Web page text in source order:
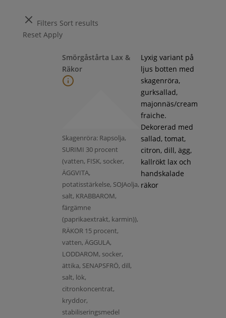
Filters Sort results
Reset Apply
Smörgåstårta Lax &
Räkor
Skagenröra: Rapsolja,
SURIMI 30 procent
(vatten, FISK, socker,
ÄGGVITA,
potatisstärkelse, SOJAolja,
salt, KRABBAROM,
färgämne
(paprikaextrakt, karmin)),
RÄKOR 15 procent,
vatten, ÄGGULA,
LODDAROM, socker,
ättika, SENAPSFRÖ, dill,
salt, lök,
citronkoncentrat,
kryddor,
stabiliseringsmedel
Lyxig variant på
ljus botten med
skagenröra,
gurksallad,
majonnäs/cream
fraiche.
Dekorerad med
sallad, tomat,
citron, dill, ägg,
kallrökt lax och
handskalade
räkor